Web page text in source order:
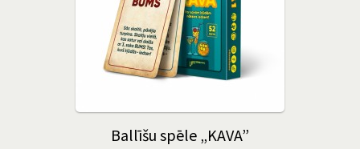
Ballīšu spēle „KAVA”